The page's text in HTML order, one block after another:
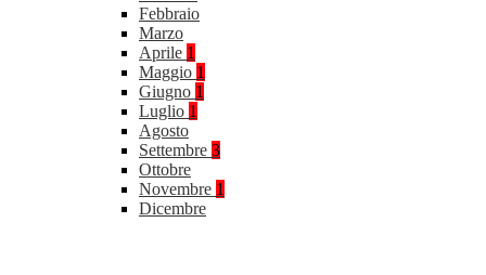
Febbraio
Marzo
Aprile 1
Maggio 1
Giugno 1
Luglio 1
Agosto
Settembre 3
Ottobre
Novembre 1
Dicembre